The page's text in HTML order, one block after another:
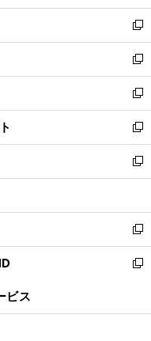
開
く
ウ
で
開
く
ン
ド
ウ
で
開
く
ウ
ィ
ン
ド
ウ
で
開
く
新
し
い
ウ
ィ
ン
ド
ウ
で
開
新
し
い
ウ
ィ
ン
ド
ウ
開
く
新
し
い
ウ
ィ
ン
ウ
で
開
く
新
し
い
ウ
ン
ド
ウ
で
新
し
ウ
ィ
ン
ド
開
新
し
い
ン
新
ウ
ビス